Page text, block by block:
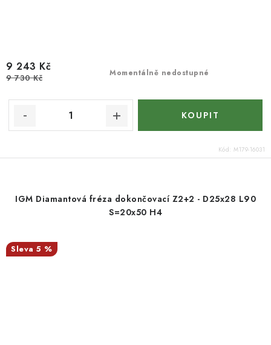
Momentálně nedostupné
9 243 Kč
9 730 Kč
Kód: M179-16031
IGM Diamantová fréza dokončovací Z2+2 - D25x28 L90
S=20x50 H4
5 %